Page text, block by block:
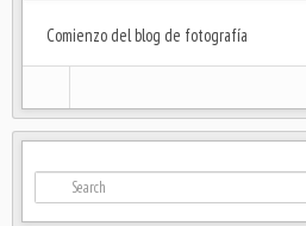
Comienzo del blog de fotografía